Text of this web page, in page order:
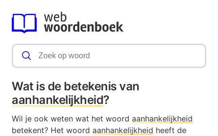
Wat is de betekenis van
aanhankelijkheid?
Wil je ook weten wat het woord aanhankelijkheid
betekent? Het woord aanhankelijkheid heeft de